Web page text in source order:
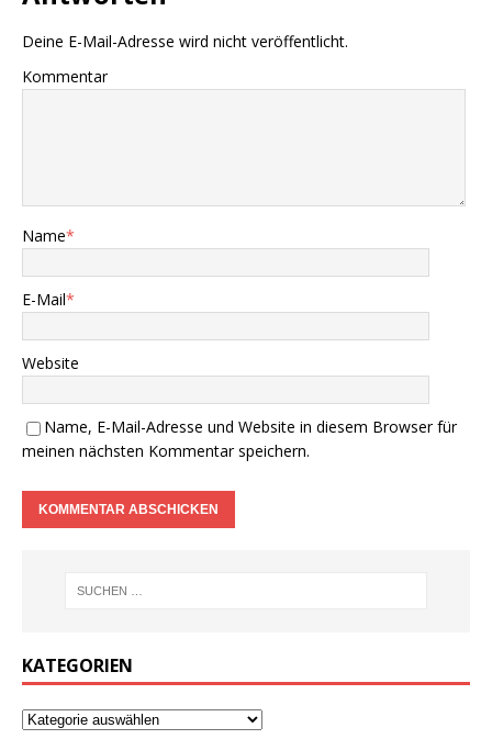
Deine E-Mail-Adresse wird nicht veröffentlicht.
Kommentar
Name*
E-Mail*
Website
Name, E-Mail-Adresse und Website in diesem Browser für
meinen nächsten Kommentar speichern.
KATEGORIEN